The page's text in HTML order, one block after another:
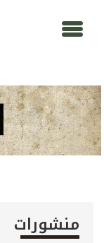
منشورات